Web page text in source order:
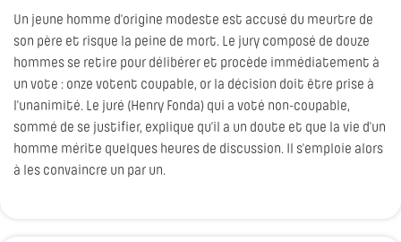
Un jeune homme d’origine modeste est accusé du meurtre de
son père et risque la peine de mort. Le jury composé de douze
hommes se retire pour délibérer et procède immédiatement à
un vote : onze votent coupable, or la décision doit être prise à
l’unanimité. Le juré (Henry Fonda) qui a voté non-coupable,
sommé de se justifier, explique qu’il a un doute et que la vie d’un
homme mérite quelques heures de discussion. Il s’emploie alors
à les convaincre un par un.